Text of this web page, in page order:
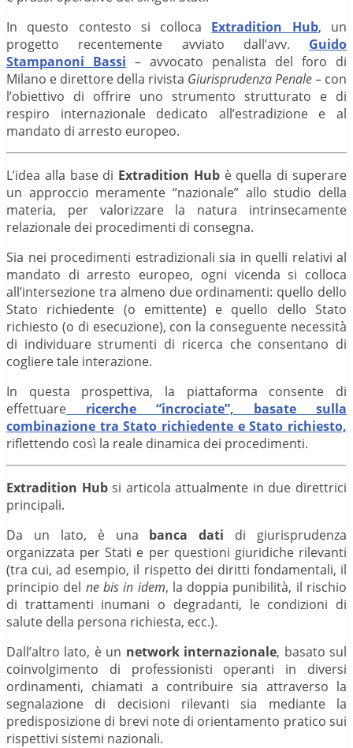
In questo contesto si colloca Extradition Hub, un
progetto recentemente avviato dall’avv. Guido
Stampanoni Bassi – avvocato penalista del foro di
Milano e direttore della rivista Giurisprudenza Penale– con
l’obiettivo di offrire uno strumento strutturato e di
respiro internazionale dedicato all’estradizione e al
mandato di arresto europeo.
L’idea alla base di Extradition Hubè quella di superare
un approccio meramente “nazionale” allo studio della
materia, per valorizzare la natura intrinsecamente
relazionale dei procedimenti di consegna.
Sia nei procedimenti estradizionali sia in quelli relativi al
mandato di arresto europeo, ogni vicenda si colloca
all’intersezione tra almeno due ordinamenti: quello dello
Stato richiedente (o emittente) e quello dello Stato
richiesto (o di esecuzione), con la conseguente necessità
di individuare strumenti di ricerca che consentano di
cogliere tale interazione.
In questa prospettiva, la piattaforma consente di
effettuare ricerche “incrociate”, basate sulla
combinazione tra Stato richiedente e Stato richiesto,
riflettendo così la reale dinamica dei procedimenti.
Extradition Hubsi articola attualmente in due direttrici
principali.
Da un lato, è una banca dati di giurisprudenza
organizzata per Stati e per questioni giuridiche rilevanti
(tra cui, ad esempio, il rispetto dei diritti fondamentali, il
principio del ne bis in idem, la doppia punibilità, il rischio
di trattamenti inumani o degradanti, le condizioni di
salute della persona richiesta, ecc.).
Dall’altro lato, è un network internazionale, basato sul
coinvolgimento di professionisti operanti in diversi
ordinamenti, chiamati a contribuire sia attraverso la
segnalazione di decisioni rilevanti sia mediante la
predisposizione di brevi note di orientamento pratico sui
rispettivi sistemi nazionali.